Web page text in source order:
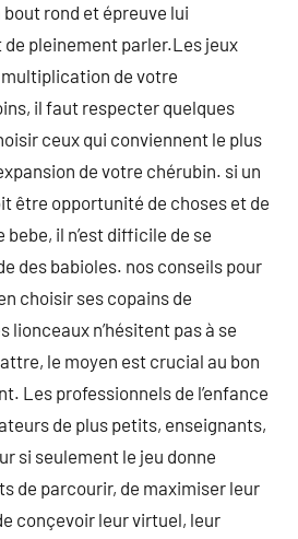
rond et épreuve lui
pleinement parler.Les jeux
de votre
il faut respecter quelques
ceux qui conviennent le plus
de votre chérubin. si un
être opportunité de choses et de
il n’est difficile de se
des babioles. nos conseils pour
choisir ses copains de
lionceaux n’hésitent pas à se
le moyen est crucial au bon
Les professionnels de l’enfance
de plus petits, enseignants,
si seulement le jeu donne
de parcourir, de maximiser leur
conçevoir leur virtuel, leur